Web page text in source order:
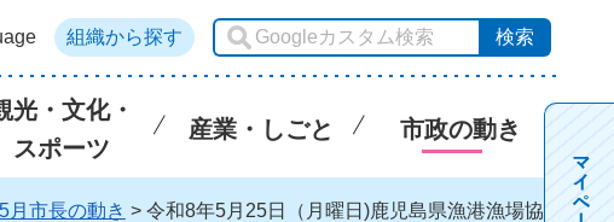
組織から探す
光・文化・
スポーツ
産業・しごと 市政の動き
月市長の動き > 令和8年5月25日（月曜日)鹿児島県漁港漁場協